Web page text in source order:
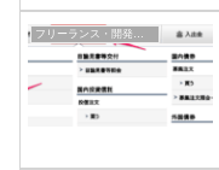
フリーランス・開発・ブログ運営